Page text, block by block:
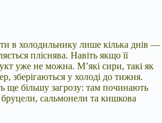
в холодильнику лише кілька днів —
пліснява. Навіть якщо її
уже не можна. М’які сири, такі як
зберігаються у холоді до тижня.
ще більшу загрозу: там починають
бруцели, сальмонели та кишкова